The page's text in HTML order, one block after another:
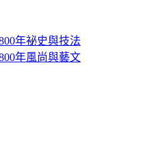
年祕史與技法
年風尚與藝文